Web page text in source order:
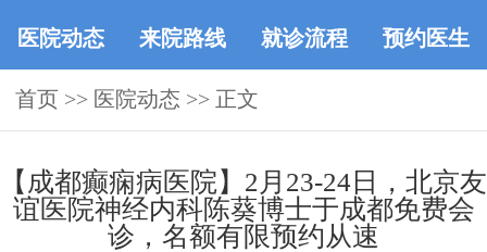
医院动态 来院路线 就诊流程 预约医生
首页 >> 医院动态 >> 正文
【成都癫痫病医院】2月23-24日，北京友
谊医院神经内科陈葵博士于成都免费会
诊，名额有限预约从速